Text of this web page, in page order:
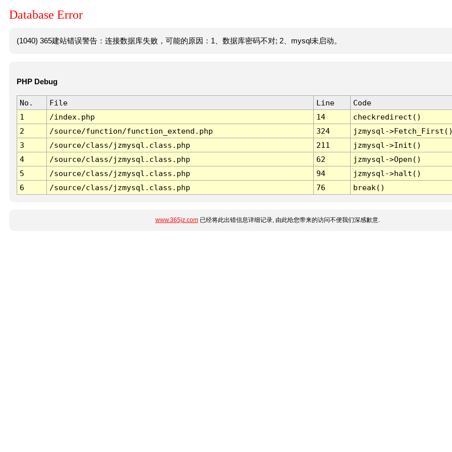
Database Error
(1040) 365建站错误警告：连接数据库失败，可能的原因：1、数据库密码不对; 2、mysql未启动。
PHP Debug
No. File Line
Code
1
/index.php 14
checkredirect()
2
/source/function/function_extend.php 324
jzmysql-
3
/source/class/jzmysql.class.php 211
jzmysql->Init()
4
/source/class/jzmysql.class.php 62
jzmysql->Open()
5
/source/class/jzmysql.class.php 94
jzmysql->halt()
6
/source/class/jzmysql.class.php 76 break()
www.365jz.com已经将此出错信息详细记录, 由此给您带来的访问不便我们深感歉意.